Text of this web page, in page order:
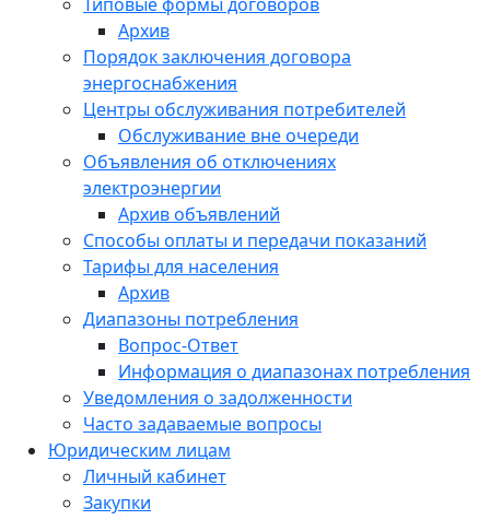
Архив
Порядок заключения договора
энергоснабжения
Центры обслуживания потребителей
Обслуживание вне очереди
Объявления об отключениях
электроэнергии
Архив объявлений
Способы оплаты и передачи показаний
Тарифы для населения
Архив
Диапазоны потребления
Вопрос-Ответ
Информация о диапазонах потребления
Уведомления о задолженности
Часто задаваемые вопросы
Юридическим лицам
Личный кабинет
Закупки